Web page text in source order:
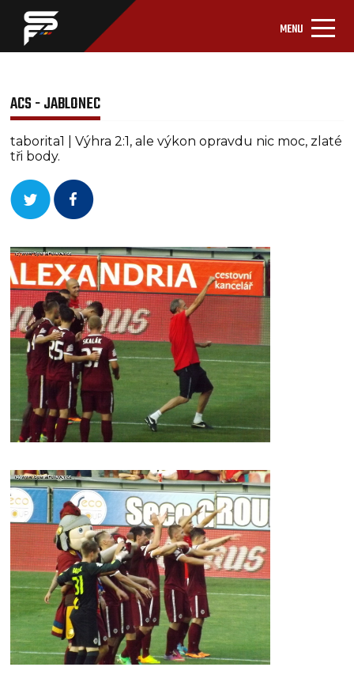
MENU
ACS - JABLONEC
taborita1 | Výhra 2:1, ale výkon opravdu nic moc, zlaté
tři body.